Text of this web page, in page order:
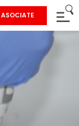
ASOCIATE